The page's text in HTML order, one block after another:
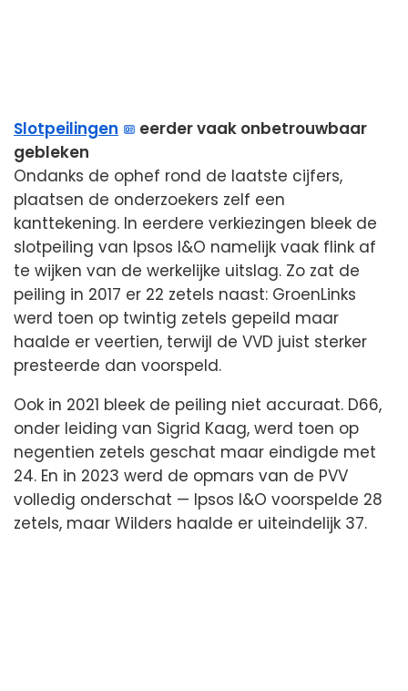
Slotpeilingen
eerder vaak onbetrouwbaar
gebleken
Ondanks de ophef rond de laatste cijfers,
plaatsen de onderzoekers zelf een
kanttekening. In eerdere verkiezingen bleek de
slotpeiling van Ipsos I&O namelijk vaak flink af
te wijken van de werkelijke uitslag. Zo zat de
peiling in 2017 er 22 zetels naast: GroenLinks
werd toen op twintig zetels gepeild maar
haalde er veertien, terwijl de VVD juist sterker
presteerde dan voorspeld.
Ook in 2021 bleek de peiling niet accuraat. D66,
onder leiding van Sigrid Kaag, werd toen op
negentien zetels geschat maar eindigde met
24. En in 2023 werd de opmars van de PVV
volledig onderschat — Ipsos I&O voorspelde 28
zetels, maar Wilders haalde er uiteindelijk 37.